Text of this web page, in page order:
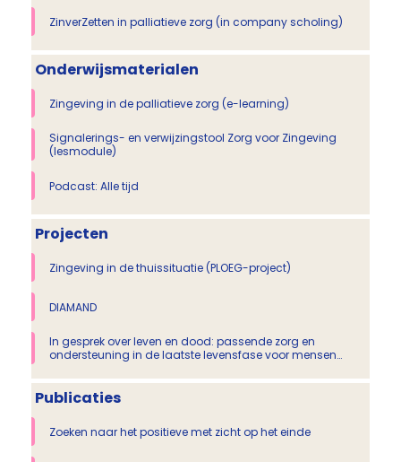
ZinverZetten in palliatieve zorg (in company scholing)
Onderwijsmaterialen
Zingeving in de palliatieve zorg (e-learning)
Signalerings- en verwijzingstool Zorg voor Zingeving
(lesmodule)
Podcast: Alle tijd
Projecten
Zingeving in de thuissituatie (PLOEG-project)
DIAMAND
In gesprek over leven en dood: passende zorg en
ondersteuning in de laatste levensfase voor mensen
Publicaties
Zoeken naar het positieve met zicht op het einde